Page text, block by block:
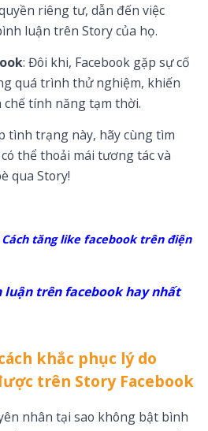
riêng tư, dẫn đến việc
luận trên Story của họ.
: Đôi khi, Facebook gặp sự cố
quá trình thử nghiệm, khiến
tính năng tạm thời.
tình trạng này, hãy cùng tìm
thể thoải mái tương tác và
qua Story!
tăng like facebook trên điện
luận trên facebook hay nhất
khắc phục lý do
trên Story Facebook
nhân tại sao không bật bình